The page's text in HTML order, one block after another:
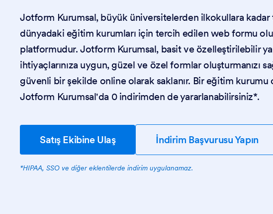
Jotform Kurumsal, büyük üniversitelerden ilkokullara kadar
dünyadaki eğitim kurumları için tercih edilen web formu
platformudur. Jotform Kurumsal, basit ve özelleştirilebilir
ihtiyaçlarınıza uygun, güzel ve özel formlar oluşturmanızı
güvenli bir şekilde online olarak saklanır. Bir eğitim kurumu
Jotform Kurumsal'da 0 indirimden de yararlanabilirsiniz*.
Satış Ekibine Ulaş İndirim Başvurusu Yapın
*HIPAA, SSO ve diğer eklentilerde indirim uygulanamaz.